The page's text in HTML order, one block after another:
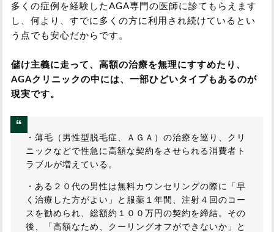
多くの症例を経験したAGA専門の医師に診てもらえます
し、何より、すでに多くの方に利用され続けているとい
う点でも安心だからです。
儲け主義に走って、高額の治療を無理にすすめたり、
AGAクリニックの中には、一部ひどいタイプもあるのが
現実です。
・薄毛（男性型脱毛症、ＡＧＡ）の治療を巡り、クリ
ニックなどで性急に高額な契約をさせられる消費者ト
ラブルが増えている。
・ある２０代の男性は無料カウンセリングの際に「早
く治療した方がよい」と服薬１年間、注射４回のコー
スを勧められ、総額約１００万円の契約を締結。その
後、「高額なため、クーリングオフができないか」と